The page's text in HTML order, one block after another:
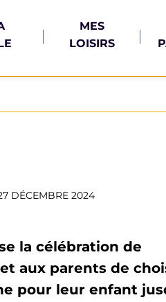
MES
LOISIRS
DÉCEMBRE 2024
la célébration de
aux parents de
pour leur enfant